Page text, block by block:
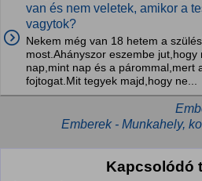
van és nem veletek, amikor a
vagytok?
Nekem még van 18 hetem a
most.Ahányszor eszembe jut,hogy
nap,mint nap és a párommal,mert
fojtogat.Mit tegyek majd,hogy ne...
Emberek - Munkahely,
Kapcsolódó